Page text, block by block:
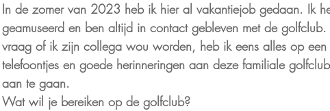
In de zomer van 2023 heb ik hier al vakantiejob gedaan. Ik
geamuseerd en ben altijd in contact gebleven met de golfclub.
vraag of ik zijn collega wou worden, heb ik eens alles op
telefoontjes en goede herinneringen aan deze familiale
aan te gaan.
Wat wil je bereiken op de golfclub?